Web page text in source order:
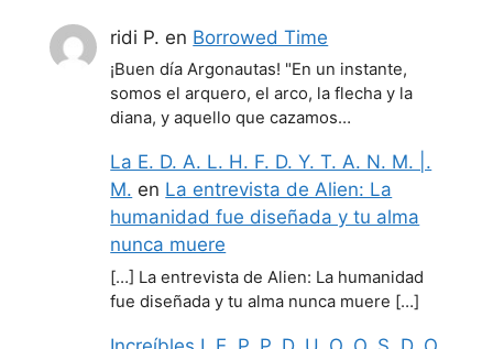
ridi P. en Borrowed Time
¡Buen día Argonautas! "En un instante,
somos el arquero, el arco, la flecha y la
diana, y aquello que cazamos…
La E. D. A. L. H. F. D. Y. T. A. N. M. |.
M. en La entrevista de Alien: La
humanidad fue diseñada y tu alma
nunca muere
[…] La entrevista de Alien: La humanidad
fue diseñada y tu alma nunca muere […]